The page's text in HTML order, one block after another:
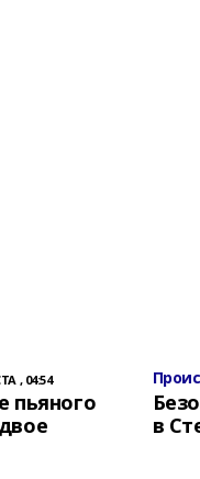
, 04:54
пьяного
в